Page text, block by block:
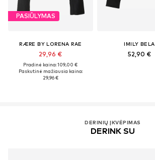
PASIŪLYMAS
RÆRE BY LORENA RAE
29,96 €
Pradinė kaina: 109,00 €
Paskutinė mažiausia kaina:
29,96 €
IMILY BELA
52,90 €
DERINIŲ ĮKVĖPIMAS
DERINK SU